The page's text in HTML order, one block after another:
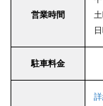
営業時間
駐車料金